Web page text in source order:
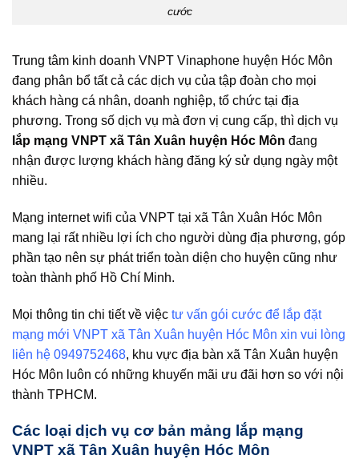
cước
Trung tâm kinh doanh VNPT Vinaphone huyện Hóc Môn
đang phân bổ tất cả các dịch vụ của tập đoàn cho mọi
khách hàng cá nhân, doanh nghiệp, tổ chức tại địa
phương. Trong số dịch vụ mà đơn vị cung cấp, thì dịch vụ
lắp mạng VNPT xã Tân Xuân huyện Hóc Môn đang
nhận được lượng khách hàng đăng ký sử dụng ngày một
nhiều.
Mạng internet wifi của VNPT tại xã Tân Xuân Hóc Môn
mang lại rất nhiều lợi ích cho người dùng địa phương, góp
phần tạo nên sự phát triển toàn diện cho huyện cũng như
toàn thành phố Hồ Chí Minh.
Mọi thông tin chi tiết về việc tư vấn gói cước để lắp đặt
mạng mới VNPT xã Tân Xuân huyện Hóc Môn xin vui lòng
liên hệ 0949752468, khu vực địa bàn xã Tân Xuân huyện
Hóc Môn luôn có những khuyến mãi ưu đãi hơn so với nội
thành TPHCM.
Các loại dịch vụ cơ bản mảng lắp mạng
VNPT xã Tân Xuân huyện Hóc Môn